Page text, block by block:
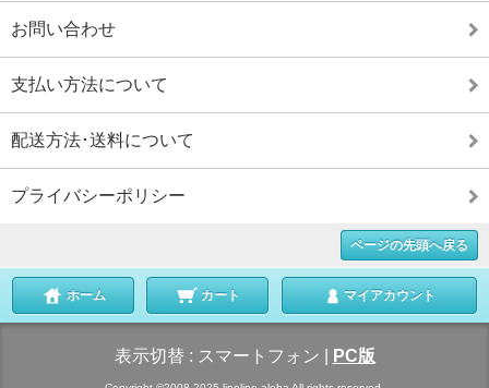
お問い合わせ
支払い方法について
配送方法･送料について
プライバシーポリシー
ページの先頭へ戻る
ホーム カート マイアカウント
表示切替 : スマートフォン PC版